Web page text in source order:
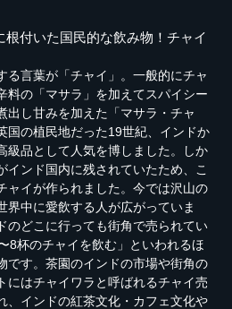
付いた国民的な飲み物！チャイ
る言葉が「チャイ」。一般的にチャ
料の「マサラ」を加えてスパイシー
出し甘みを加えた「マサラ・チャ
国の植民地だった19世紀、インドか
級品として人気を博しました。しか
インド国内に残されていたため、こ
ャイが作られました。今では沢山の
界中に愛飲する人が広がっていま
のどこに行っても街角で売られてい
8杯のチャイを飲む」といわれるほ
です。茶園のインドの市場や街角の
にはチャイワラと呼ばれるチャイ売
、インドの紅茶文化・カフェ文化や